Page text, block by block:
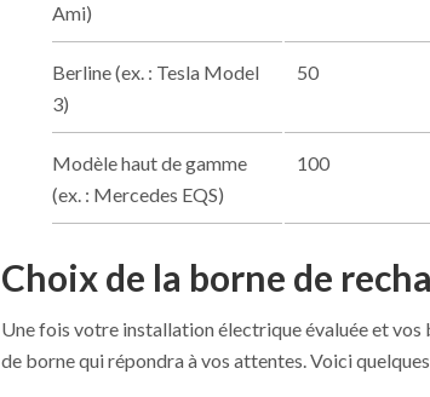
Ami)
Berline (ex. : Tesla Model
3)
50
Modèle haut de gamme
(ex. : Mercedes EQS)
100
Choix de la borne de
Une fois votre installation électrique évaluée et
de borne qui répondra à vos attentes. Voici